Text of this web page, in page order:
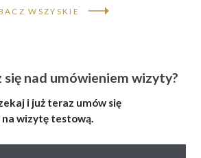
WSZYSKIE
nad umówieniem wizyty?
i już teraz umów się
na wizytę testową.